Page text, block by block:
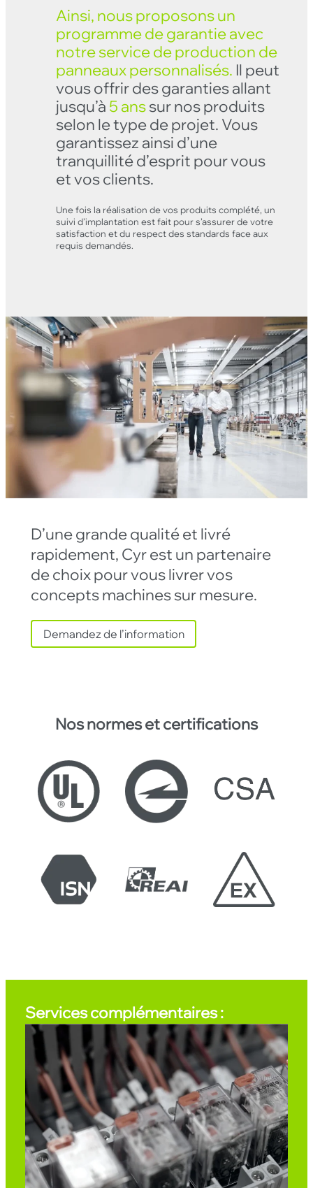
Ainsi, nous proposons un
programme de garantie avec
notre service de production de
panneaux personnalisés. Il peut
vous offrir des garanties allant
jusqu’à 5 anssur nos produits
selon le type de projet. Vous
garantissez ainsi d’une
tranquillité d’esprit pour vous
et vos clients.
Une fois la réalisation de vos produits complété, un
suivi d’implantation est fait pour s’assurer de votre
satisfaction et du respect des standards face aux
requis demandés.
D’une grande qualité et livré
rapidement, Cyr est un partenaire
de choix pour vous livrer vos
concepts machines sur mesure.
Demandez de l’information
Nos normes et certifications
Services complémentaires :